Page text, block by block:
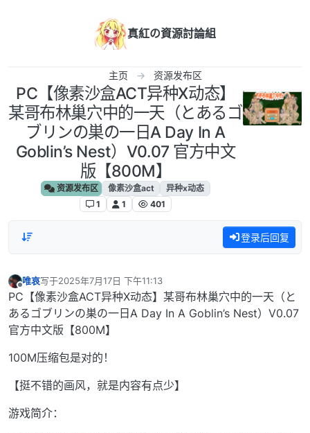
真紅の資源討論組
主页 资源发布区
PC【像素沙盒ACT异种X动态】
某哥布林巢穴中的一天（とあるゴ
ブリンの巣の一日A Day In A
Goblin’s Nest）V0.07 官方中文
版【800M】
资源发布区 像素沙盒act
异种x动态
1
1 401
登录后回复
离线
唯哀写于2025年7月17日 下午11:13
最后由 编辑
PC【像素沙盒ACT异种X动态】某哥布林巢穴中的一天（と
あるゴブリンの巣の一日A Day In A Goblin’s Nest）V0.07
官方中文版【800M】
100M压缩包是对的！
【挺不错的画风，就是内容有点少】
游戏简介：